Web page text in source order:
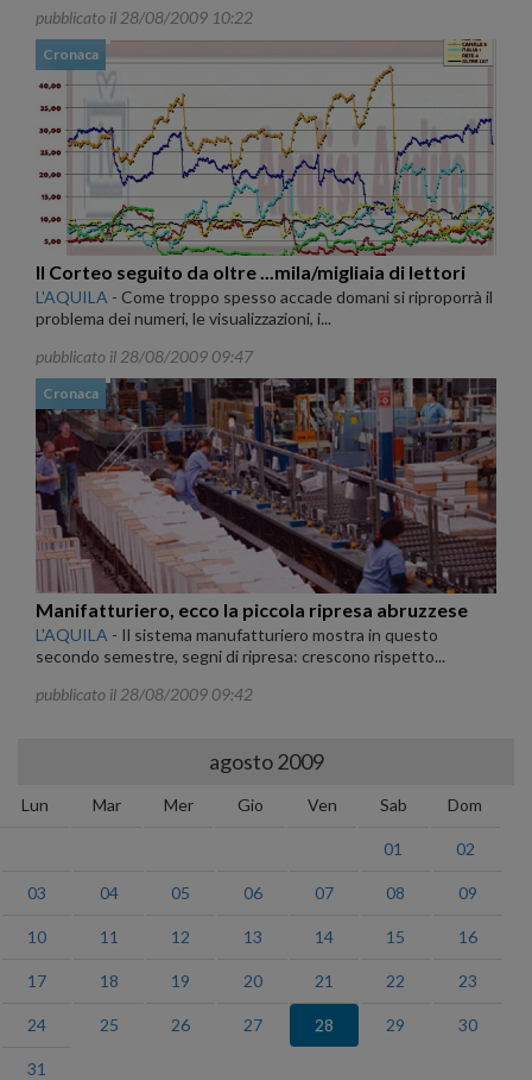
pubblicato il 28/08/2009 10:22
Cronaca
Il Corteo seguito da oltre ...mila/migliaia di lettori
L'AQUILA - Come troppo spesso accade domani si riproporrà il
problema dei numeri, le visualizzazioni, i...
pubblicato il 28/08/2009 09:47
Cronaca
Manifatturiero, ecco la piccola ripresa abruzzese
L'AQUILA - Il sistema manufatturiero mostra in questo
secondo semestre, segni di ripresa: crescono rispetto...
pubblicato il 28/08/2009 09:42
agosto 2009
Lun Mar Mer Gio Ven Sab Dom
01 02
03 04 05 06 07 08 09
10 11 12 13 14 15 16
17 18 19 20 21 22 23
24 25 26 27 28 29 30
31